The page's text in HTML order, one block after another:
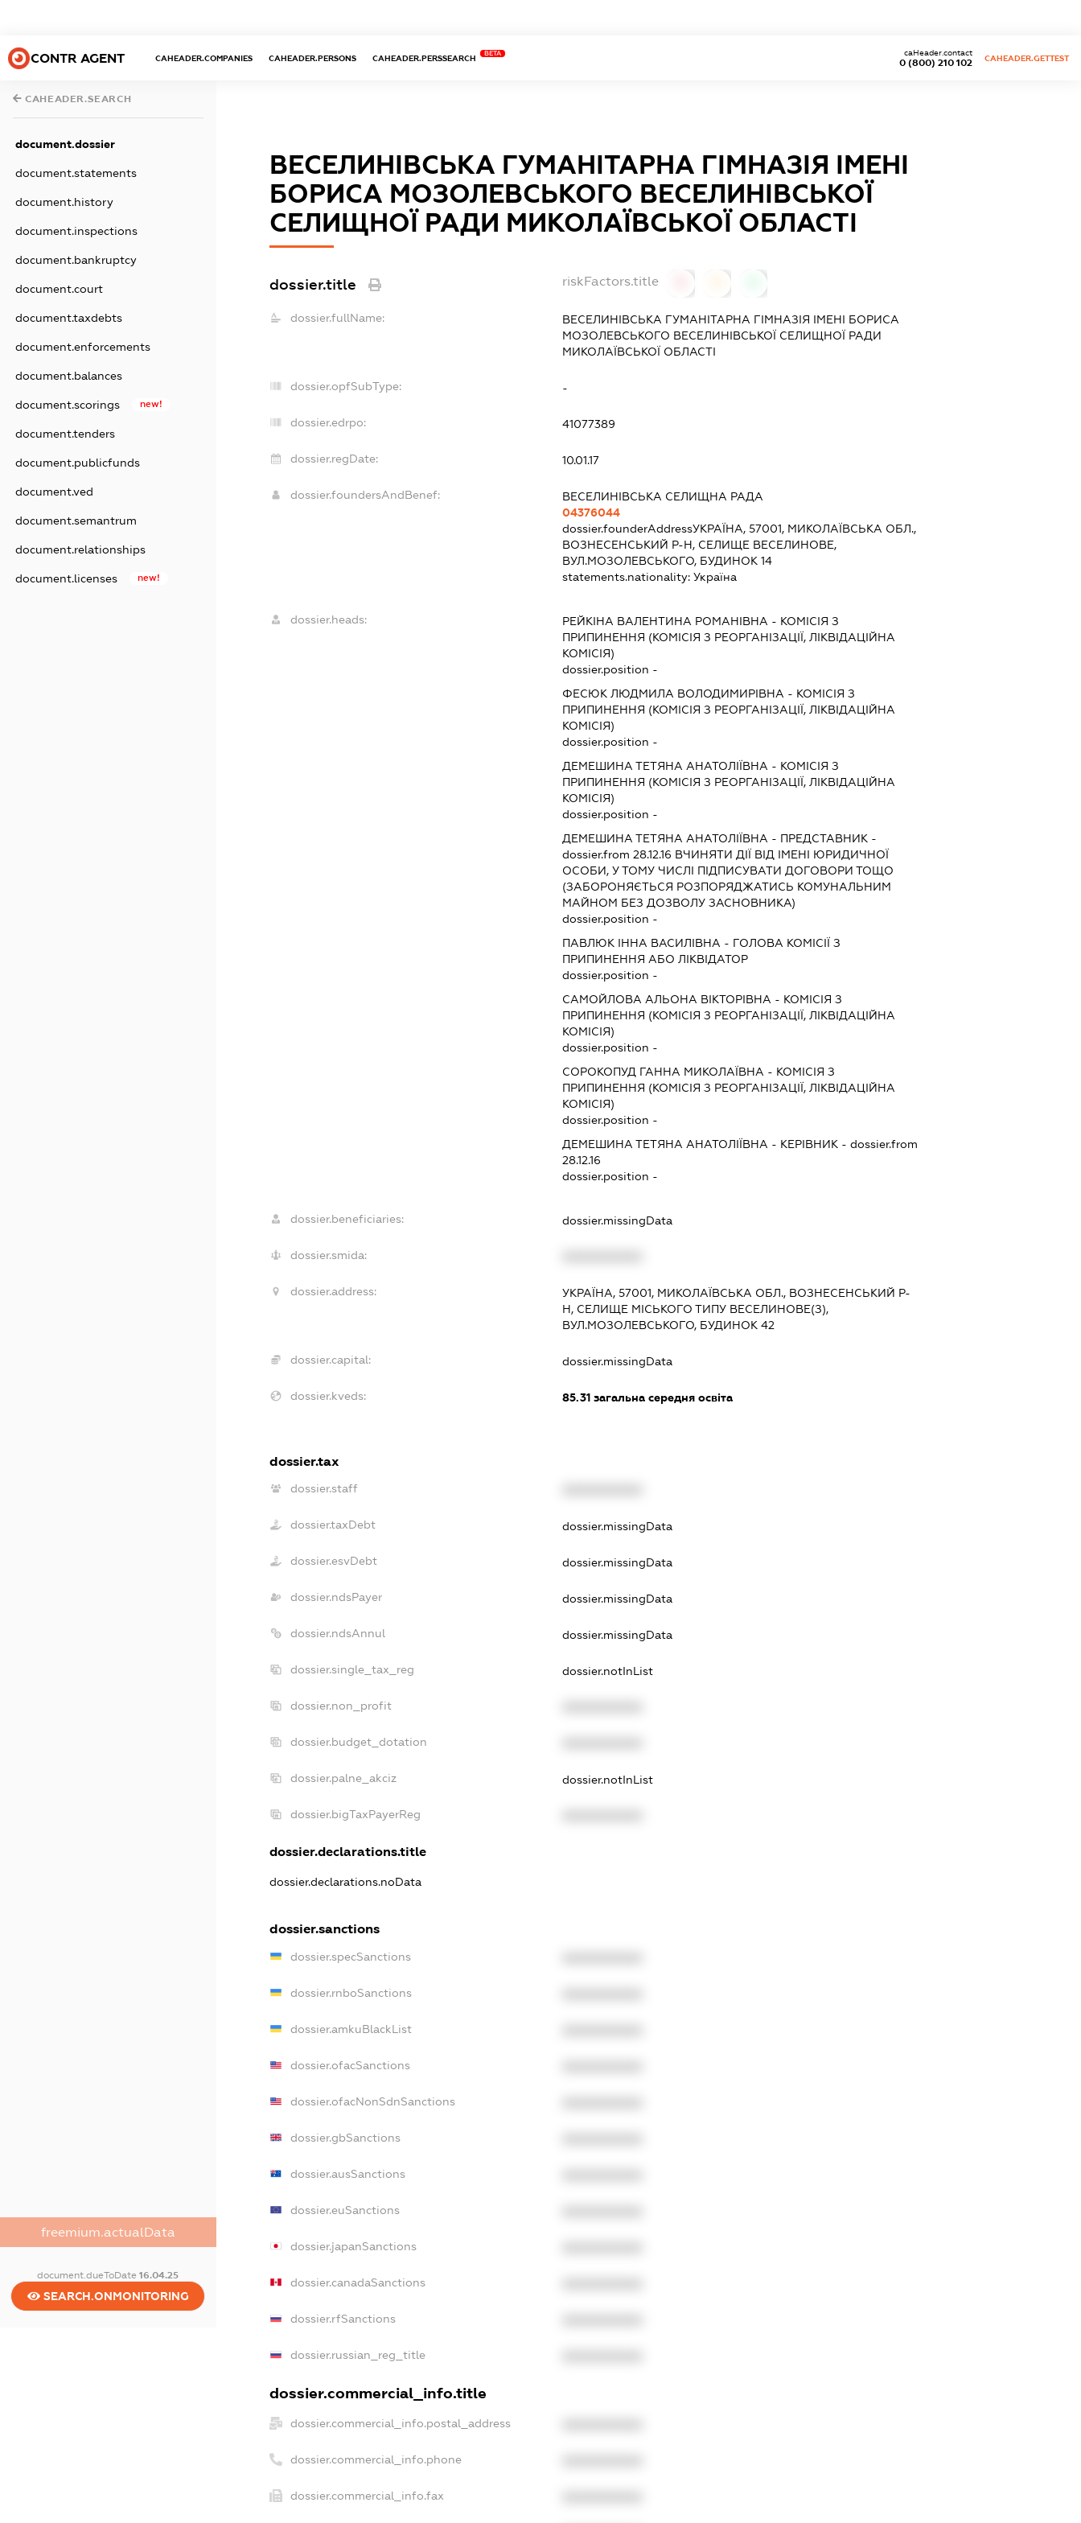
CONTR AGENT CAHEADER.COMPANIES CAHEADER.PERSONS CAHEADER.PERSSEARCH
BETA
0 (800) 210 102
caHeader.contact
CAHEADER.GETTEST
CAHEADER.SEARCH
document.dossier
document.statements
document.history
document.inspections
document.bankruptcy
document.court
document.taxdebts
document.enforcements
document.balances
document.scorings new!
document.tenders
document.publicfunds
document.ved
document.semantrum
document.relationships
document.licenses new!
freemium.actualData
document.dueToDate16.04.25
SEARCH.ONMONITORING
ВЕСЕЛИНІВСЬКА ГУМАНІТАРНА ГІМНАЗІЯ ІМЕНІ
БОРИСА МОЗОЛЕВСЬКОГО ВЕСЕЛИНІВСЬКОЇ
СЕЛИЩНОЇ РАДИ МИКОЛАЇВСЬКОЇ ОБЛАСТІ
dossier.title riskFactors.title
dossier.fullName:
ВЕСЕЛИНІВСЬКА ГУМАНІТАРНА ГІМНАЗІЯ ІМЕНІ БОРИСА
МОЗОЛЕВСЬКОГО ВЕСЕЛИНІВСЬКОЇ СЕЛИЩНОЇ РАДИ
МИКОЛАЇВСЬКОЇ ОБЛАСТІ
dossier.opfSubType: -
dossier.edrpo: 41077389
dossier.regDate: 10.01.17
dossier.foundersAndBenef:
ВЕСЕЛИНІВСЬКА СЕЛИЩНА РАДА
04376044
dossier.founderAddressУКРАЇНА, 57001, МИКОЛАЇВСЬКА ОБЛ.,
ВОЗНЕСЕНСЬКИЙ Р-Н, СЕЛИЩЕ ВЕСЕЛИНОВЕ,
ВУЛ.МОЗОЛЕВСЬКОГО, БУДИНОК 14
statements.nationality: Україна
dossier.heads: РЕЙКІНА ВАЛЕНТИНА РОМАНІВНА - КОМІСІЯ З
ПРИПИНЕННЯ (КОМІСІЯ З РЕОРГАНІЗАЦІЇ, ЛІКВІДАЦІЙНА
КОМІСІЯ)
dossier.position -
ФЕСЮК ЛЮДМИЛА ВОЛОДИМИРІВНА - КОМІСІЯ З
ПРИПИНЕННЯ (КОМІСІЯ З РЕОРГАНІЗАЦІЇ, ЛІКВІДАЦІЙНА
КОМІСІЯ)
dossier.position -
ДЕМЕШИНА ТЕТЯНА АНАТОЛІЇВНА - КОМІСІЯ З
ПРИПИНЕННЯ (КОМІСІЯ З РЕОРГАНІЗАЦІЇ, ЛІКВІДАЦІЙНА
КОМІСІЯ)
dossier.position -
ДЕМЕШИНА ТЕТЯНА АНАТОЛІЇВНА - ПРЕДСТАВНИК -
dossier.from 28.12.16 ВЧИНЯТИ ДІЇ ВІД ІМЕНІ ЮРИДИЧНОЇ
ОСОБИ, У ТОМУ ЧИСЛІ ПІДПИСУВАТИ ДОГОВОРИ ТОЩО
(ЗАБОРОНЯЄТЬСЯ РОЗПОРЯДЖАТИСЬ КОМУНАЛЬНИМ
МАЙНОМ БЕЗ ДОЗВОЛУ ЗАСНОВНИКА)
dossier.position -
ПАВЛЮК ІННА ВАСИЛІВНА - ГОЛОВА КОМІСІЇ З
ПРИПИНЕННЯ АБО ЛІКВІДАТОР
dossier.position -
САМОЙЛОВА АЛЬОНА ВІКТОРІВНА - КОМІСІЯ З
ПРИПИНЕННЯ (КОМІСІЯ З РЕОРГАНІЗАЦІЇ, ЛІКВІДАЦІЙНА
КОМІСІЯ)
dossier.position -
СОРОКОПУД ГАННА МИКОЛАЇВНА - КОМІСІЯ З
ПРИПИНЕННЯ (КОМІСІЯ З РЕОРГАНІЗАЦІЇ, ЛІКВІДАЦІЙНА
КОМІСІЯ)
dossier.position -
ДЕМЕШИНА ТЕТЯНА АНАТОЛІЇВНА - КЕРІВНИК - dossier.from
28.12.16
dossier.position -
dossier.beneficiaries: dossier.missingData
dossier.smida:
dossier.address:
УКРАЇНА, 57001, МИКОЛАЇВСЬКА ОБЛ., ВОЗНЕСЕНСЬКИЙ Р-
Н, СЕЛИЩЕ МІСЬКОГО ТИПУ ВЕСЕЛИНОВЕ(З),
ВУЛ.МОЗОЛЕВСЬКОГО, БУДИНОК 42
dossier.capital: dossier.missingData
dossier.kveds: 85.31загальна середня освіта
dossier.tax
dossier.staff
dossier.taxDebt dossier.missingData
dossier.esvDebt dossier.missingData
dossier.ndsPayer dossier.missingData
dossier.ndsAnnul dossier.missingData
dossier.single_tax_reg dossier.notInList
dossier.non_profit
dossier.budget_dotation
dossier.palne_akciz dossier.notInList
dossier.bigTaxPayerReg
dossier.declarations.title
dossier.declarations.noData
dossier.sanctions
dossier.specSanctions
dossier.rnboSanctions
dossier.amkuBlackList
dossier.ofacSanctions
dossier.ofacNonSdnSanctions
dossier.gbSanctions
dossier.ausSanctions
dossier.euSanctions
dossier.japanSanctions
dossier.canadaSanctions
dossier.rfSanctions
dossier.russian_reg_title
dossier.commercial_info.title
dossier.commercial_info.postal_address
dossier.commercial_info.phone
dossier.commercial_info.fax